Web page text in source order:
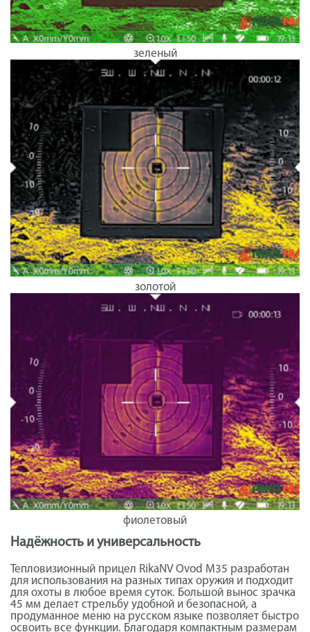
зеленый
золотой
фиолетовый
Надёжность и универсальность
Тепловизионный прицел RikaNV Ovod М35 разработан
для использования на разных типах оружия и подходит
для охоты в любое время суток. Большой вынос зрачка
45 мм делает стрельбу удобной и безопасной, а
продуманное меню на русском языке позволяет быстро
освоить все функции. Благодаря компактным размерам